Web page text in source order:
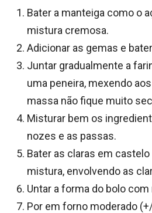
Bater a manteiga como o
mistura cremosa.
Adicionar as gemas e
Juntar gradualmente a
uma peneira, mexendo
massa não fique muito
Misturar bem os
nozes e as passas.
Bater as claras em
mistura, envolvendo as
Untar a forma do bolo
Por em forno moderado